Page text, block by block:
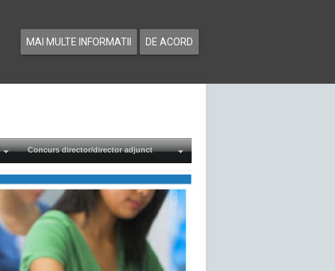
MAI MULTE INFORMATII DE ACORD
Concurs director/director adjunct